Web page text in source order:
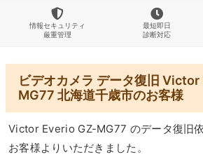
情報セキュリティ
厳重管理
最短即日
診断対応
ビデオカメラ データ復旧
MG77 北海道千歳市のお客様
Victor Everio GZ-MG77 のデータ復旧
お客様よりいただきました。